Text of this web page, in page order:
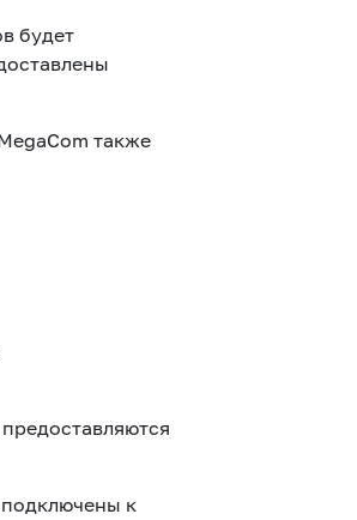
будет
также
к